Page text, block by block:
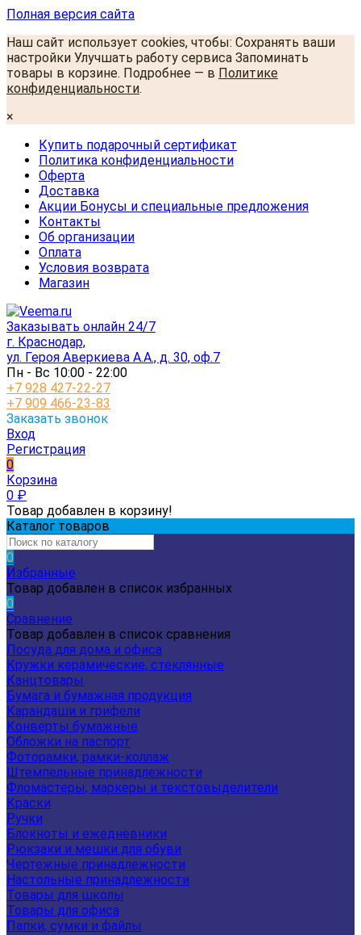
Полная версия сайта
Наш сайт использует cookies, чтобы: Сохранять ваши
настройки Улучшать работу сервиса Запоминать
товары в корзине. Подробнее — в Политике
конфиденциальности.
×
Купить подарочный сертификат
Политика конфиденциальности
Оферта
Доставка
Акции Бонусы и специальные предложения
Контакты
Об организации
Оплата
Условия возврата
Магазин
Заказывать онлайн 24/7
г. Краснодар,
ул. Героя Аверкиева А.А., д. 30, оф.7
Пн - Вс 10:00 - 22:00
+7 928 427-22-27
+7 909 466-23-83
Заказать звонок
Вход
Регистрация
0
Корзина
0 ₽
Товар добавлен в корзину!
Каталог товаров
0
Избранные
Товар добавлен в список избранных
0
Сравнение
Товар добавлен в список сравнения
Посуда для дома и офиса
Кружки керамические, стеклянные
Канцтовары
Бумага и бумажная продукция
Карандаши и грифели
Конверты бумажные
Обложки на паспорт
Фоторамки, рамки-коллаж
Штемпельные принадлежности
Фломастеры, маркеры и текстовыделители
Краски
Ручки
Блокноты и ежедневники
Рюкзаки и мешки для обуви
Чертежные принадлежности
Настольные принадлежности
Товары для школы
Товары для офиса
Папки, сумки и файлы